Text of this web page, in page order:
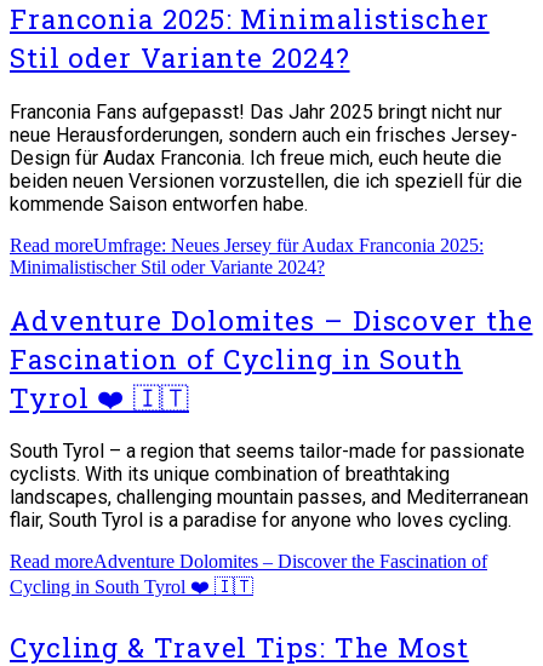
Franconia 2025: Minimalistischer
Stil oder Variante 2024?
Franconia Fans aufgepasst! Das Jahr 2025 bringt nicht nur
neue Herausforderungen, sondern auch ein frisches Jersey-
Design für Audax Franconia. Ich freue mich, euch heute die
beiden neuen Versionen vorzustellen, die ich speziell für die
kommende Saison entworfen habe.
Read moreUmfrage: Neues Jersey für Audax Franconia 2025:
Minimalistischer Stil oder Variante 2024?
Adventure Dolomites – Discover the
Fascination of Cycling in South
Tyrol ❤️ 🇮🇹
South Tyrol – a region that seems tailor-made for passionate
cyclists. With its unique combination of breathtaking
landscapes, challenging mountain passes, and Mediterranean
flair, South Tyrol is a paradise for anyone who loves cycling.
Read moreAdventure Dolomites – Discover the Fascination of
Cycling in South Tyrol ❤️ 🇮🇹
Cycling & Travel Tips: The Most